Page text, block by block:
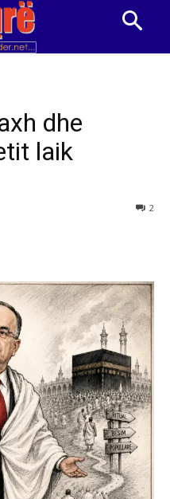
dhe
laik
2